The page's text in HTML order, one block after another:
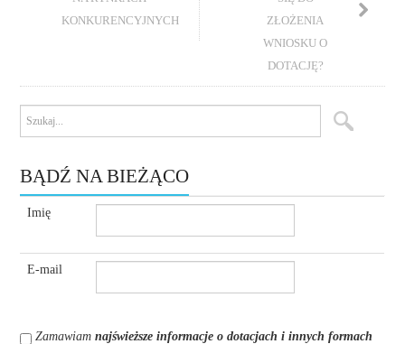
KONKURENCYJNYCH
ZŁOŻENIA
WNIOSKU O
DOTACJĘ?
BĄDŹ NA BIEŻĄCO
Imię
E-mail
Zamawiamnajświeższe informacje o dotacjach i innych formach